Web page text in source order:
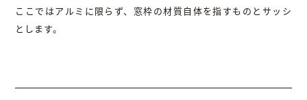
ここではアルミに限らず、窓枠の材質自体を指すものとサッシ
とします。